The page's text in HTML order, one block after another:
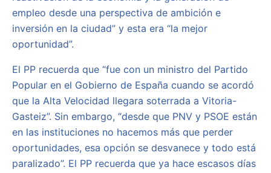
empleo desde una perspectiva de ambición e
inversión en la ciudad” y esta era “la mejor
oportunidad”.
El PP recuerda que “fue con un ministro del Partido
Popular en el Gobierno de España cuando se acordó
que la Alta Velocidad llegara soterrada a Vitoria-
Gasteiz”. Sin embargo, “desde que PNV y PSOE están
en las instituciones no hacemos más que perder
oportunidades, esa opción se desvanece y todo está
paralizado”. El PP recuerda que ya hace escasos días